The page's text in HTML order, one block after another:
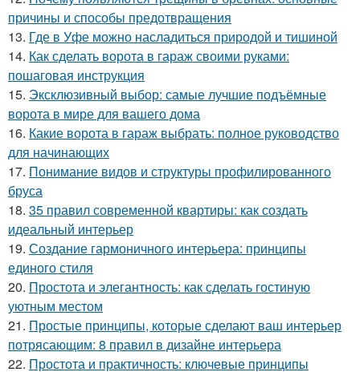
причины и способы предотвращения
13. Где в Уфе можно насладиться природой и тишиной
14. Как сделать ворота в гараж своими руками:
пошаговая инструкция
15. Эксклюзивный выбор: самые лучшие подъёмные
ворота в мире для вашего дома
16. Какие ворота в гараж выбрать: полное руководство
для начинающих
17. Понимание видов и структуры профилированного
бруса
18. 35 правил современной квартиры: как создать
идеальный интерьер
19. Создание гармоничного интерьера: принципы
единого стиля
20. Простота и элегантность: как сделать гостиную
уютным местом
21. Простые принципы, которые сделают ваш интерьер
потрясающим: 8 правил в дизайне интерьера
22. Простота и практичность: ключевые принципы